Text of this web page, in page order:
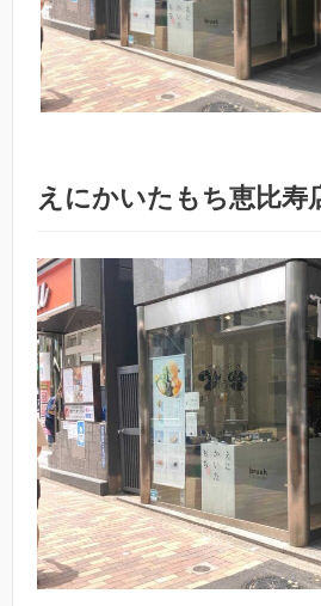
えにかいたもち恵比寿